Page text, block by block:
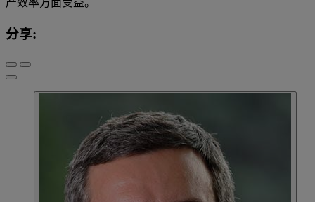
产效率方面受益。
分享: